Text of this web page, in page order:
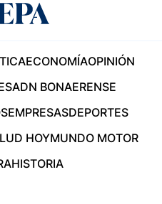
ECONOMÍAOPINIÓN
ADN BONAERENSE
EMPRESASDEPORTES
HOYMUNDO MOTOR
HISTORIA